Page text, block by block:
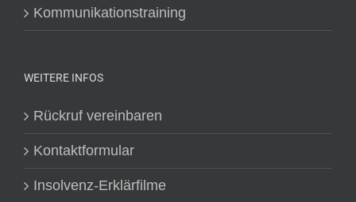
Kommunikationstraining
WEITERE INFOS
Rückruf vereinbaren
Kontaktformular
Insolvenz-Erklärfilme